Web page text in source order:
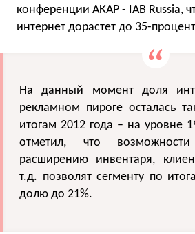
конференции АКАР - IAB Russia,
интернет дорастет до 35-
На данный момент доля
рекламном пироге осталась
итогам 2012 года – на уровне
отметил, что
расширению инвентаря,
т.д. позволят сегменту по
долю до 21%.